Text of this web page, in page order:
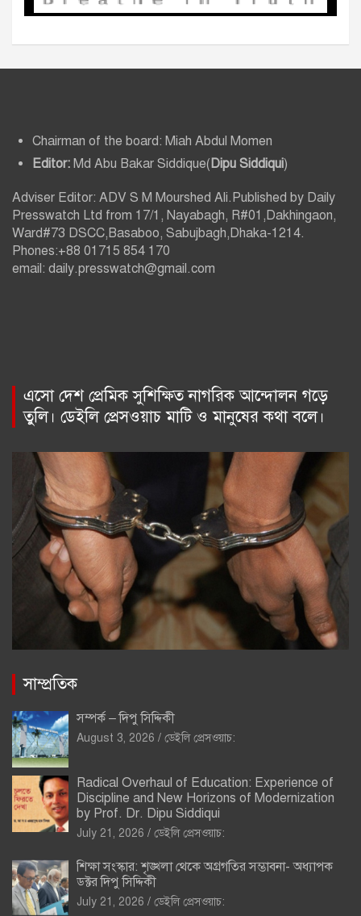
Chairman of the board: Miah Abdul Momen
Editor: Md Abu Bakar Siddique(Dipu Siddiqui)
Adviser Editor: ADV S M Mourshed Ali.Published by Daily
Presswatch Ltd from 17/1, Nayabagh, R#01,Dakhingaon,
Ward#73 DSCC,Basaboo, Sabujbagh,Dhaka-1214.
Phones:+88 01715 854 170
email: daily.presswatch@gmail.com
এসো দেশ প্রেমিক সুশিক্ষিত নাগরিক আন্দোলন গড়ে
তুলি। ডেইলি প্রেসওয়াচ মাটি ও মানুষের কথা বলে।
সাম্প্রতিক
সম্পর্ক – দিপু সিদ্দিকী
August 3, 2026 ডেইলি প্রেসওয়াচ:
Radical Overhaul of Education: Experience of
Discipline and New Horizons of Modernization
by Prof. Dr. Dipu Siddiqui
July 21, 2026 ডেইলি প্রেসওয়াচ:
শিক্ষা সংস্কার: শৃঙ্খলা থেকে অগ্রগতির সম্ভাবনা- অধ্যাপক
ডক্টর দিপু সিদ্দিকী
July 21, 2026 ডেইলি প্রেসওয়াচ: